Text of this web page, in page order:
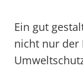
Ein gut
nicht nur der